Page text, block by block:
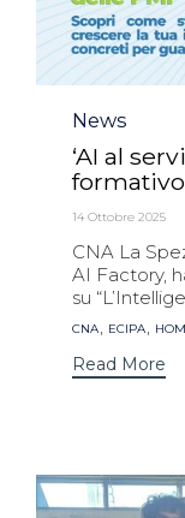
Category
News
‘AI al
formativo
14 Ottobre 2025
CNA La
AI Factory,
su
Tags
CNA, ECIPA,
Read More